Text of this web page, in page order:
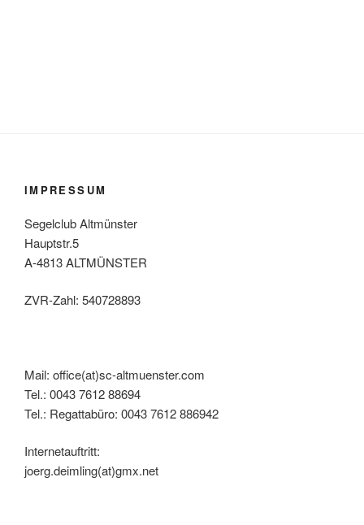
IMPRESSUM
Segelclub Altmünster
Hauptstr.5
A-4813 ALTMÜNSTER
ZVR-Zahl: 540728893
Mail: office(at)sc-altmuenster.com
Tel.: 0043 7612 88694
Tel.: Regattabüro: 0043 7612 886942
Internetauftritt:
joerg.deimling(at)gmx.net